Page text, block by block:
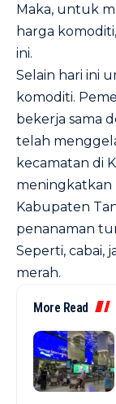
Maka, untuk
harga
ini.
Selain hari ini
komoditi.
bekerja sama
telah
kecamatan di
meningkatkan
Kabupaten
penanaman
Seperti, cabai,
merah.
More Read